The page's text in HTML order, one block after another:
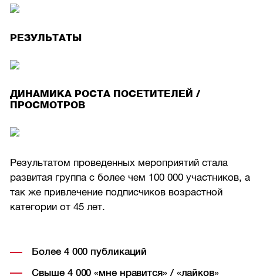
РЕЗУЛЬТАТЫ
ДИНАМИКА РОСТА ПОСЕТИТЕЛЕЙ /
ПРОСМОТРОВ
Результатом проведенных мероприятий стала
развитая группа с более чем 100 000 участников, а
так же привлечение подписчиков возрастной
категории от 45 лет.
Более 4 000 публикаций
Свыше 4 000 «мне нравится» / «лайков»